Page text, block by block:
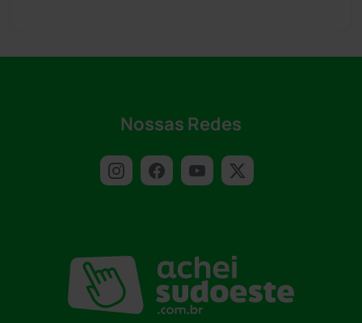
Nossas Redes